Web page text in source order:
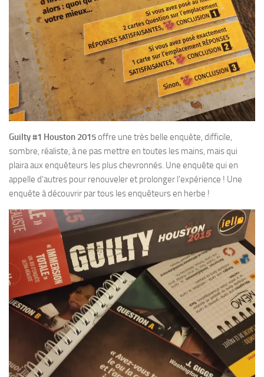
Guilty #1 Houston 2015offre une très belle enquête, difficile,
sombre, réaliste, à ne pas mettre en toutes les mains, mais qui
plaira aux enquêteurs les plus chevronnés. Une enquête qui en
appelle d’autres pour renouveler et prolonger l’expérience ! Une
enquête à découvrir par tous les enquêteurs en herbe !